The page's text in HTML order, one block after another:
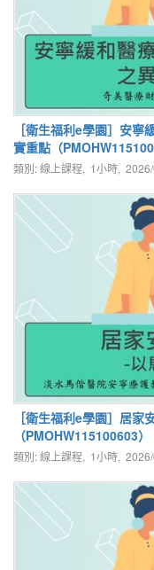
［衛生福利e學園］安
實重點（
類別: 線上課程, 1小時,
［衛生福利e學園］居
（PMOHW115100603）
類別: 線上課程, 1小時,